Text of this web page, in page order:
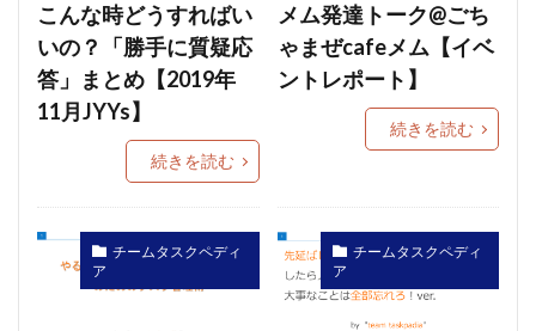
こんな時どうすればい
いの？「勝手に質疑応
答」まとめ【2019年
11月JYYs】
続きを読む
メム発達トーク@ごち
ゃまぜcafeメム【イベ
ントレポート】
続きを読む
チームタスクペディ
ア
チームタスクペディ
ア